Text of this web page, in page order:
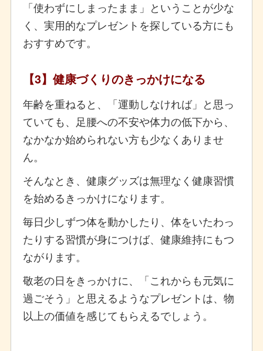
「使わずにしまったまま」ということが少な
く、実用的なプレゼントを探している方にも
おすすめです。
【3】健康づくりのきっかけになる
年齢を重ねると、「運動しなければ」と思っ
ていても、足腰への不安や体力の低下から、
なかなか始められない方も少なくありませ
ん。
そんなとき、健康グッズは無理なく健康習慣
を始めるきっかけになります。
毎日少しずつ体を動かしたり、体をいたわっ
たりする習慣が身につけば、健康維持にもつ
ながります。
敬老の日をきっかけに、「これからも元気に
過ごそう」と思えるようなプレゼントは、物
以上の価値を感じてもらえるでしょう。